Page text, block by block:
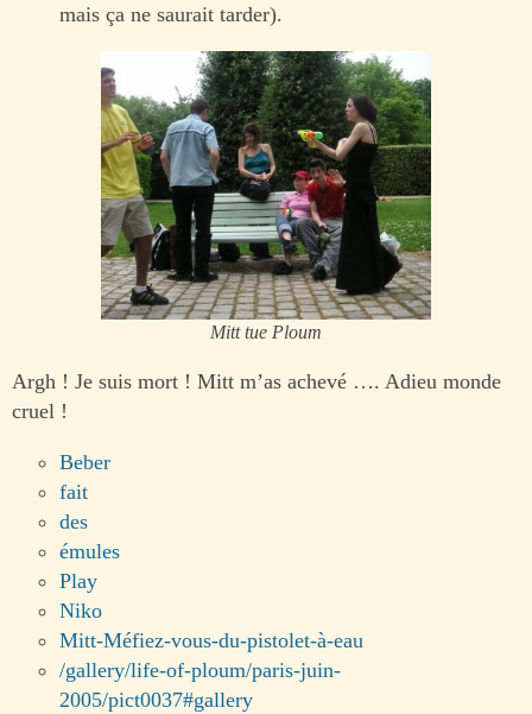
mais ça ne saurait tarder).
Mitt tue Ploum
Argh ! Je suis mort ! Mitt m’as achevé …. Adieu monde
cruel !
Beber
fait
des
émules
Play
Niko
Mitt-Méfiez-vous-du-pistolet-à-eau
/gallery/life-of-ploum/paris-juin-
2005/pict0037#gallery